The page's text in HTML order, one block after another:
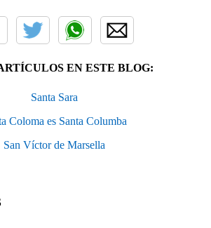
EN ESTE BLOG:
Santa Sara
Coloma es Santa Columba
San Víctor de Marsella